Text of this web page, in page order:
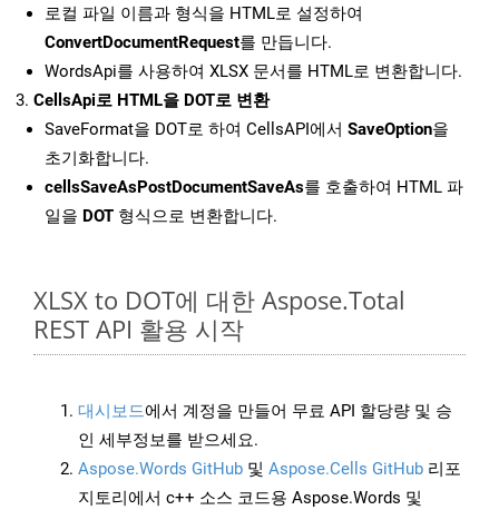
로컬 파일 이름과 형식을 HTML로 설정하여
ConvertDocumentRequest를 만듭니다.
WordsApi를 사용하여 XLSX 문서를 HTML로 변환합니다.
CellsApi로 HTML을 DOT로 변환
SaveFormat을 DOT로 하여 CellsAPI에서 SaveOption을
초기화합니다.
cellsSaveAsPostDocumentSaveAs를 호출하여 HTML 파
일을 DOT 형식으로 변환합니다.
XLSX to DOT에 대한 Aspose.Total
REST API 활용 시작
대시보드에서 계정을 만들어 무료 API 할당량 및 승
인 세부정보를 받으세요.
Aspose.Words GitHub 및 Aspose.Cells GitHub 리포
지토리에서 c++ 소스 코드용 Aspose.Words 및